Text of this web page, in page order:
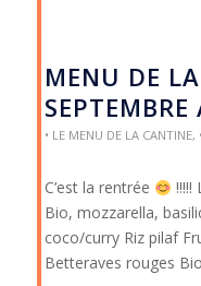
MENU DE
• LE MENU DE LA CANTINE,
C’est la rentrée
Bio, mozzarella,
coco/curry Riz pilaf
Betteraves rouges